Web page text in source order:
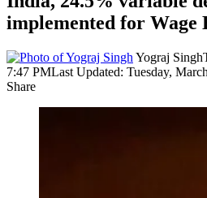
implemented for Wage
Yograj Singh
7:47 PMLast Updated: Tuesday,
Share